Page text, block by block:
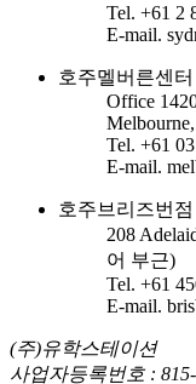
Tel. +61 2
E-mail.
호주멜버른센터
Office
Tel. +61
E-mail.
호주브리즈번점
208
어 부근)
Tel. +61
E-mail.
(주)유학스테이션
사업자등록번호 :